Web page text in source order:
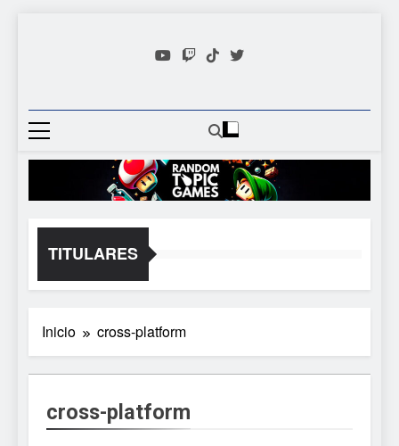
Random
Games
Videojuego Favorito
TITULARES
Inicio cross-platform
cross-platform